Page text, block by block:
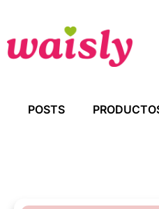
POSTS